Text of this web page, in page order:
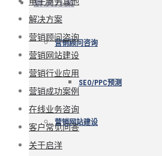
解决方案
营销顾问咨询
SEO/PPC预测
营销网站建设
解决方案
营销顾问咨询
营销网站建设
营销行业应用
营销成功案例
在线业务咨询
客户常见问答
关于启洋